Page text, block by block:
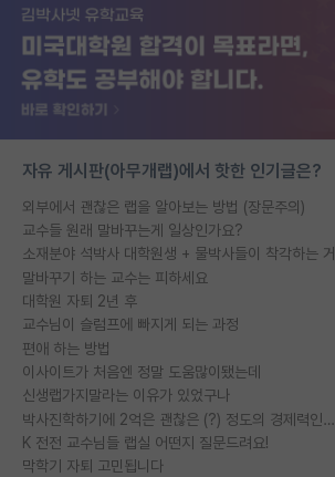
자유 게시판(아무개랩)에서 핫한 인기글은?
외부에서 괜찮은 랩을 알아보는 방법 (장문주의)
교수들 원래 말바꾸는게 일상인가요?
소재분야 석박사 대학원생 + 물박사들이 착각하는 거
말바꾸기 하는 교수는 피하세요
대학원 자퇴 2년 후
교수님이 슬럼프에 빠지게 되는 과정
편애 하는 방법
이사이트가 처음엔 정말 도움많이됐는데
신생랩가지말라는 이유가 있었구나
박사진학하기에 2억은 괜찮은 (?) 정도의 경제력인가요
K 전전 교수님들 랩실 어떤지 질문드려요!
막학기 자퇴 고민됩니다